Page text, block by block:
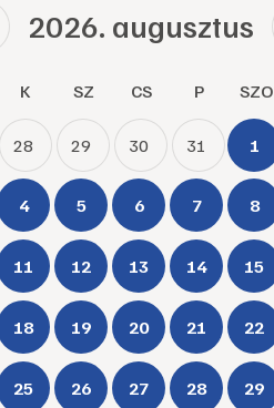
2026. augusztus
K SZ CS P SZO
28 29 30 31 1
4 5 6 7 8
11 12 13 14 15
18 19 20 21 22
25 26 27 28 29